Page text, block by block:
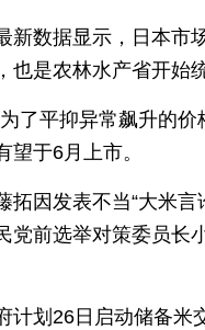
新数据显示，日本
也是农林水产省开始
了平抑异常飙升的
于6月上市。
拓因发表不当“大米
党前选举对策委员长
计划26日启动储备